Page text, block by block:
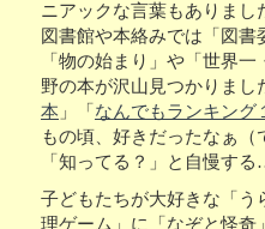
ニアックな言葉もありまし
図書館や本絡みでは「図
「物の始まり」や「世界
野の本が沢山見つかりまし
本 」「 なんでもランキング
もの頃、好きだったなぁ
「知ってる？」と自慢す
子どもたちが大好きな「う
理ゲーム」に「なぞと怪奇